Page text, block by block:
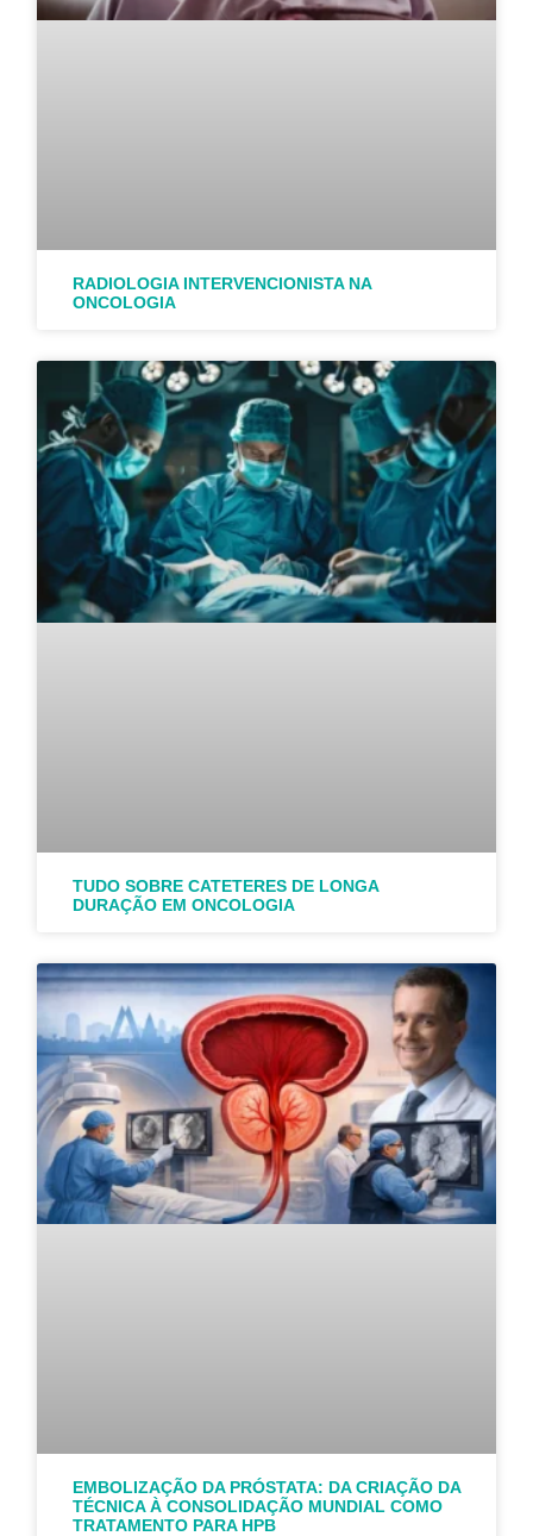
RADIOLOGIA INTERVENCIONISTA NA
ONCOLOGIA
TUDO SOBRE CATETERES DE LONGA
DURAÇÃO EM ONCOLOGIA
EMBOLIZAÇÃO DA PRÓSTATA: DA CRIAÇÃO DA
TÉCNICA À CONSOLIDAÇÃO MUNDIAL COMO
TRATAMENTO PARA HPB